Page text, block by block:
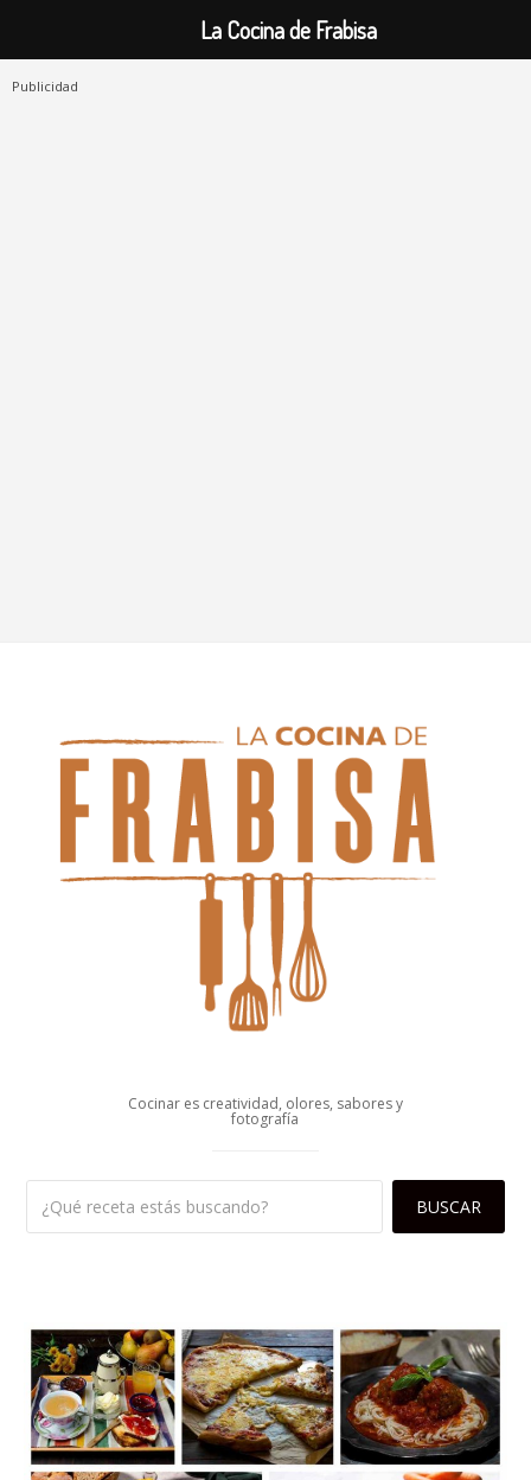
Publicidad
Cocinar es creatividad, olores, sabores y
fotografía
La Cocina de Frabisa